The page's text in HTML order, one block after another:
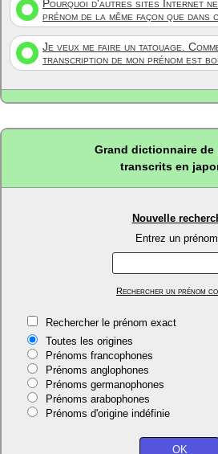
Pourquoi d'autres sites Internet
prénom de la même façon que dans
Je veux me faire un tatouage.
transcription de mon prénom est
Grand dictionnaire de
transcrits en
Nouvelle
Entrez un
Rechercher un prénom
Rechercher le prénom exact
Toutes les origines
Prénoms francophones
Prénoms anglophones
Prénoms germanophones
Prénoms arabophones
Prénoms d'origine indéfinie